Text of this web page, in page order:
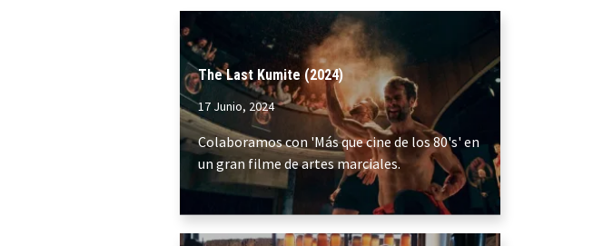
The Last Kumite (2024)
17 Junio, 2024
Colaboramos con 'Más que cine de los 80's' en
un gran filme de artes marciales.